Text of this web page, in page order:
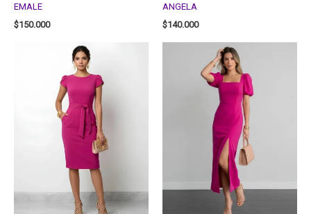
EMALE
$150.000
ANGELA
$140.000